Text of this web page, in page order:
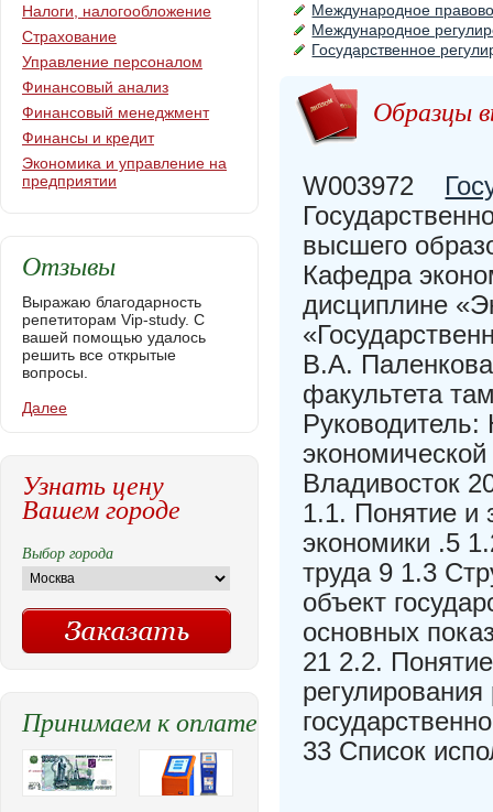
Международное
Международное
Государственное
Образцы
W003972
высшего
Кафедра
дисциплине
В.А.
факультета
Владивосток
1.1. Понятие и
экономики .5
труда 9 1.3
объект
основных
21 2.2.
33 Список
Налоги, налогообложение
Страхование
Управление персоналом
Финансовый анализ
Финансовый менеджмент
Финансы и кредит
Экономика и управление на
предприятии
Отзывы
Выражаю благодарность
репетиторам Vip-study. С
вашей помощью удалось
решить все открытые
вопросы.
Далее
Узнать цену
Вашем городе
Выбор города
Принимаем к оплате